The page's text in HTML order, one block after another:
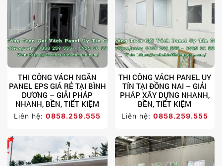
THI CÔNG VÁCH NGĂN
PANEL EPS GIÁ RẺ TẠI BÌNH
DƯƠNG – GIẢI PHÁP
NHANH, BỀN, TIẾT KIỆM
Liên hệ:0858.259.555
THI CÔNG VÁCH PANEL UY
TÍN TẠI ĐỒNG NAI – GIẢI
PHÁP XÂY DỰNG NHANH,
BỀN, TIẾT KIỆM
Liên hệ: 0858.259.555